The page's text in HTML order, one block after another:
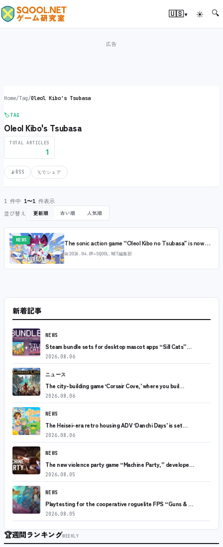
🇺🇸▾ ☀ 🔍
Home/Tag/Oleol Kibo's Tsubasa
🏷️TAG
Oleol Kibo's Tsubasa
TOTAL ARTICLES
1
📡 RSS 𝕏でシェア
1 件中 1〜1 件表示
並び替え 更新順 古い順 人気順
NEWS The sonic action game “Oleol Kibo no Tsubasa” is now …
📅2026.04.09✍SQOOL.NET編集部
新着記事
NEWS
Steam bundle sets for desktop mascot apps “Sill Cats”…
2026.08.06
ニュース
The city-building game ‘Corsair Cove,’ where you buil…
2026.08.06
NEWS
The Heisei-era retro housing ADV ‘Danchi Days’ is set…
2026.08.06
NEWS
The new violence party game “Machine Party,” develope…
2026.08.05
NEWS
Playtesting for the cooperative roguelite FPS “Guns & …
2026.08.05
🏆週間ランキングWEEKLY